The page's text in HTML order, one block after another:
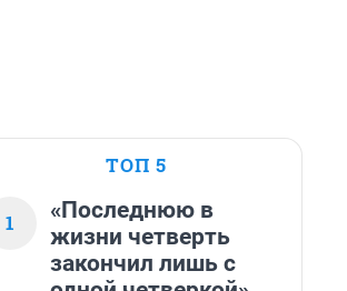
ТОП 5
1
«Последнюю в
жизни четверть
закончил лишь с